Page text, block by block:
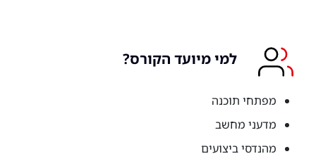
למי מיועד הקורס?
מפתחי תוכנה
מדעני מחשב
מהנדסי ביצועים